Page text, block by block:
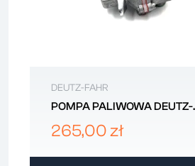
DEUTZ-FAHR
POMPA PALIWOWA DEUTZ-
FAHR 245193100
265,00 zł